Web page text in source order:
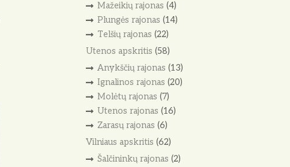
Mažeikių rajonas (4)
Plungės rajonas (14)
Telšių rajonas (22)
Utenos apskritis (58)
Anykščių rajonas (13)
Ignalinos rajonas (20)
Molėtų rajonas (7)
Utenos rajonas (16)
Zarasų rajonas (6)
Vilniaus apskritis (62)
Šalčininkų rajonas (2)